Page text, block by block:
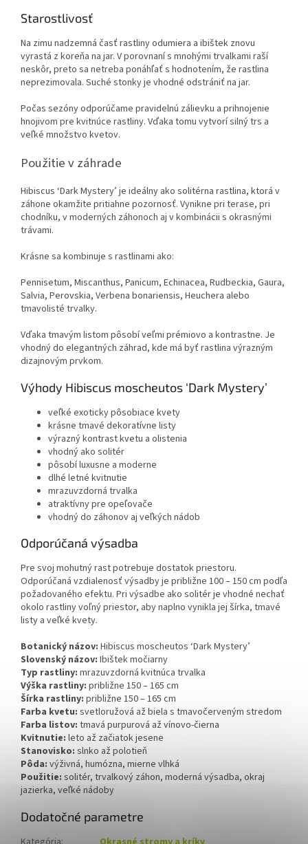
Starostlivosť
Na zimu nadzemná časť rastliny odumiera a ibištek znovu
vyrastá z koreňa na jar. V porovnaní s mnohými trvalkami raší
neskôr, preto sa netreba ponáhľať s hodnotením, že rastlina
neprezimovala. Suché stonky je vhodné odstrániť na jar.
Počas sezóny odporúčame pravidelnú zálievku a prihnojenie
hnojivom pre kvitnúce rastliny. Vďaka tomu vytvorí silný trs a
veľké množstvo kvetov.
Použitie v záhrade
Hibiscus ‘Dark Mystery’ je ideálny ako solitérna rastlina, ktorá v
záhone okamžite pritiahne pozornosť. Vynikne pri terase, pri
chodníku, v moderných záhonoch aj v kombinácii s okrasnými
trávami.
Krásne sa kombinuje s rastlinami ako:
Pennisetum, Miscanthus, Panicum, Echinacea, Rudbeckia, Gaura,
Salvia, Perovskia, Verbena bonariensis, Heuchera alebo
tmavolisté trvalky.
Vďaka tmavým listom pôsobí veľmi prémiovo a kontrastne. Je
vhodný do elegantných záhrad, kde má byť rastlina výrazným
dizajnovým prvkom.
Výhody Hibiscus moscheutos ‘Dark Mystery’
veľké exoticky pôsobiace kvety
krásne tmavé dekoratívne listy
výrazný kontrast kvetu a olistenia
vhodný ako solitér
pôsobí luxusne a moderne
dlhé letné kvitnutie
mrazuvzdorná trvalka
atraktívny pre opeľovače
vhodný do záhonov aj veľkých nádob
Odporúčaná výsadba
Pre svoj mohutný rast potrebuje dostatok priestoru.
Odporúčaná vzdialenosť výsadby je približne 100 – 150 cm podľa
požadovaného efektu. Pri výsadbe ako solitér je vhodné nechať
okolo rastliny voľný priestor, aby naplno vynikla jej šírka, tmavé
listy a veľké kvety.
Botanický názov: Hibiscus moscheutos ‘Dark Mystery’
Slovenský názov: Ibištek močiarny
Typ rastliny: mrazuvzdorná kvitnúca trvalka
Výška rastliny: približne 150 – 165 cm
Šírka rastliny: približne 150 – 165 cm
Farba kvetu: svetloružová až biela s tmavočerveným stredom
Farba listov: tmavá purpurová až vínovo-čierna
Kvitnutie: leto až začiatok jesene
Stanovisko: slnko až polotieň
Pôda: výživná, humózna, mierne vlhká
Použitie: solitér, trvalkový záhon, moderná výsadba, okraj
jazierka, veľké nádoby
Dodatočné parametre